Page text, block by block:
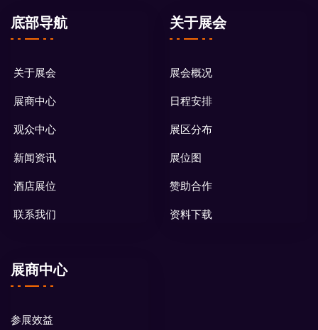
底部导航
关于展会
展商中心
观众中心
新闻资讯
酒店展位
联系我们
关于展会
展会概况
日程安排
展区分布
展位图
赞助合作
资料下载
展商中心
参展效益